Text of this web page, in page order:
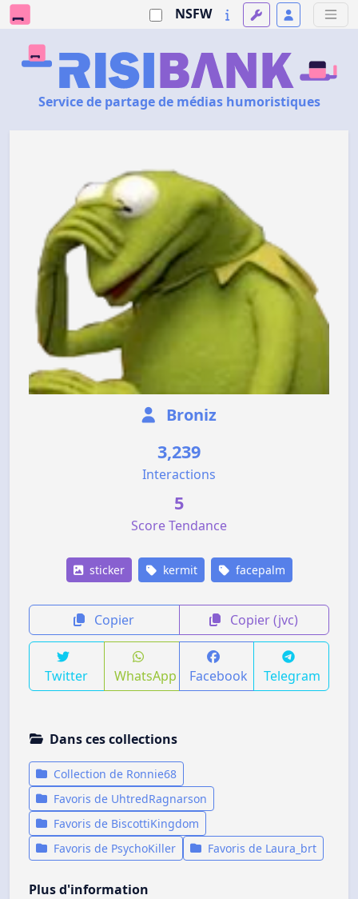
NSFW
Service de partage de médias humoristiques
Broniz
3,239
Interactions
5
Score Tendance
sticker kermit facepalm
Copier Copier (jvc)
Twitter WhatsApp Facebook Telegram
Dans ces collections
Collection de Ronnie68
Favoris de UhtredRagnarson
Favoris de BiscottiKingdom
Favoris de PsychoKiller
Favoris de Laura_brt
Plus d'information